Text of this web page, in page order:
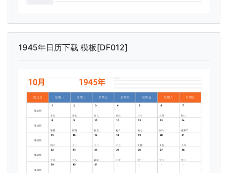
1945年日历下载 模板[DF012]